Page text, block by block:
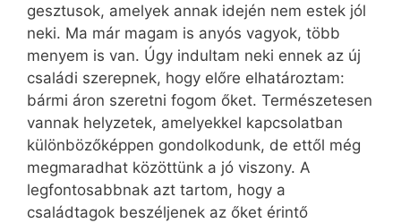
gesztusok, amelyek annak idején nem estek jól
neki. Ma már magam is anyós vagyok, több
menyem is van. Úgy indultam neki ennek az új
családi szerepnek, hogy előre elhatároztam:
bármi áron szeretni fogom őket. Természetesen
vannak helyzetek, amelyekkel kapcsolatban
különbözőképpen gondolkodunk, de ettől még
megmaradhat közöttünk a jó viszony. A
legfontosabbnak azt tartom, hogy a
családtagok beszéljenek az őket érintő